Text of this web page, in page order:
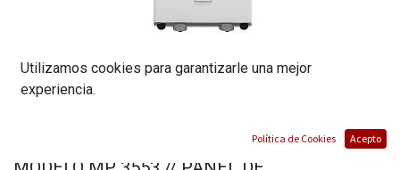
FOTOCOPIADORA MULTIFUNCIONAL RICOH
Utilizamos cookies para garantizarle una mejor
experiencia.
Política de Cookies Acepto